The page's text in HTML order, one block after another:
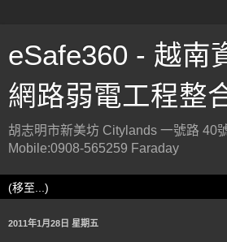
eSafe360 - 越南
網路弱電工程整
胡志明市新美坊 Citylands 一號路 40
Mobile:0908-565259 Faraday
2011年1月28日 星期五